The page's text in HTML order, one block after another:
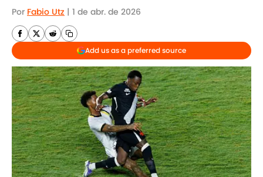
Por Fabio Utz | 1 de abr. de 2026
Add us as a preferred source